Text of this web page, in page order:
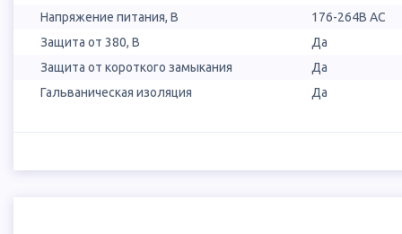
Напряжение питания, В
176-264В AC
Защита от 380, В
Да
Защита от короткого замыкания
Да
Гальваническая изоляция
Да